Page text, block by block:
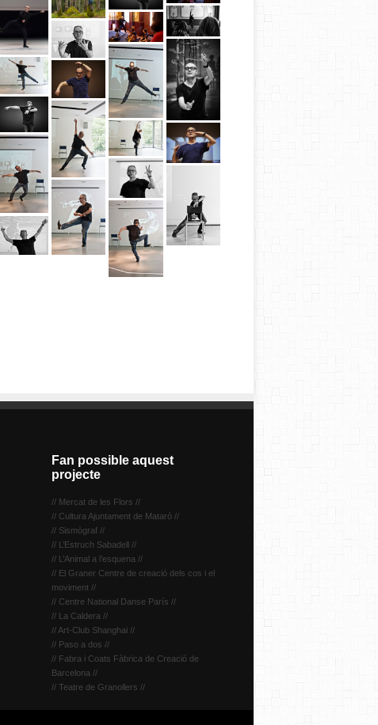
Fan possible aquest
projecte
// Mercat de les Flors //
// Cultura Ajuntament de Mataró //
// Sismògraf //
// L’Estruch Sabadell //
// L’Animal a l’esquena //
// El Graner Centre de creació dels cos i el
moviment //
// Centre National Danse París //
// La Caldera //
// Art-Club Shanghai //
// Paso a dos //
// Fabra i Coats Fàbrica de Creació de
Barcelona //
// Teatre de Granollers //